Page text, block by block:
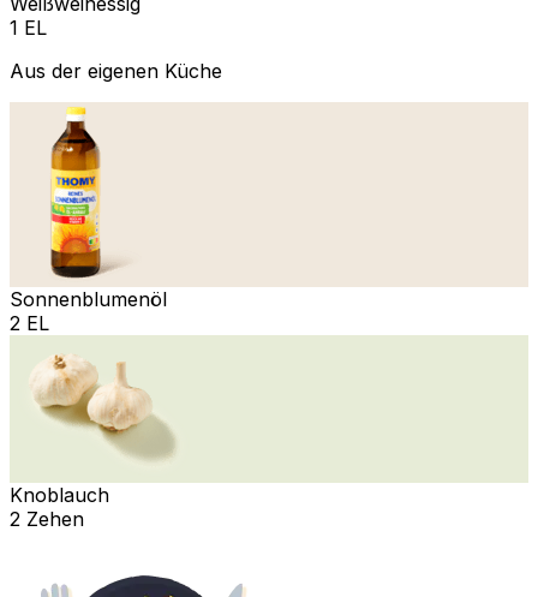
1 EL
Aus der eigenen Küche
Sonnenblumenöl
2 EL
Knoblauch
2 Zehen